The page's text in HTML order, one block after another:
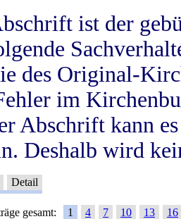
ist der
des Original-
im
Abschrift kann
Deshalb wird
Detail
gesamt: 1 4 7 10 13
16